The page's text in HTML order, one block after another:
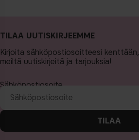
TILAA UUTISKIRJEEMME
Kirjoita sähköpostiosoitteesi
meiltä uutiskirjeitä ja tarjouksia!
Sähköpostiosoite
TILAA